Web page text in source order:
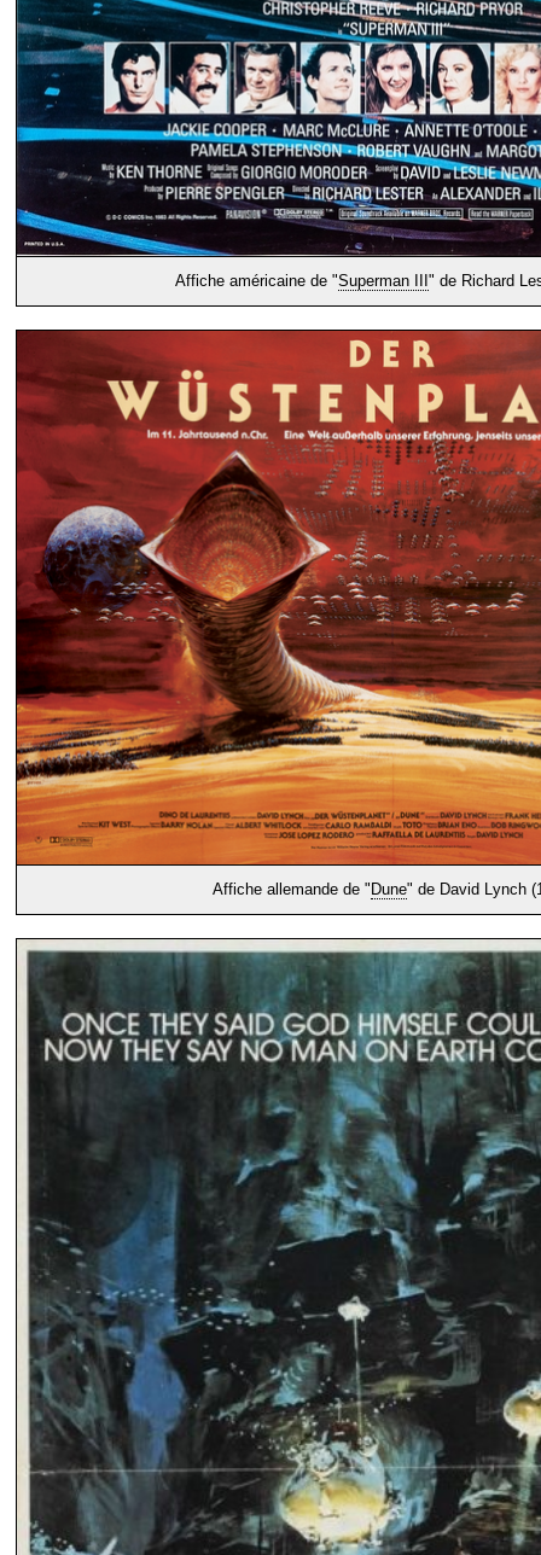
Affiche américaine de "Superman III " de Richard
Affiche allemande de " Dune" de David Lynch